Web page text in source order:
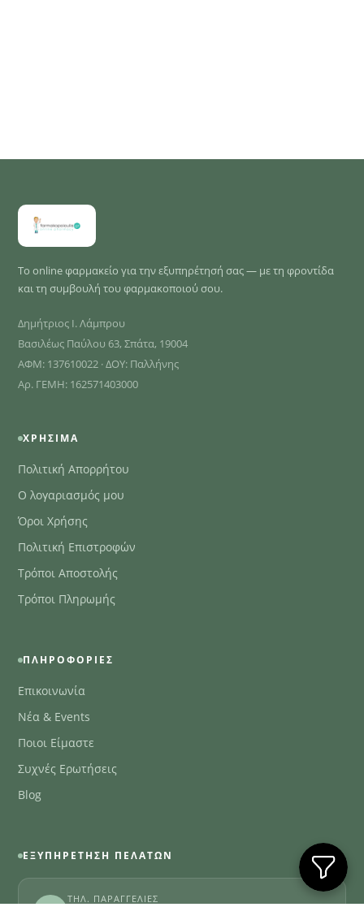
Το online φαρμακείο για την εξυπηρέτησή σας — με τη φροντίδα
και τη συμβουλή του φαρμακοποιού σου.
Δημήτριος Ι. Λάμπρου
Βασιλέως Παύλου 63, Σπάτα, 19004
ΑΦΜ: 137610022 · ΔΟΥ: Παλλήνης
Αρ. ΓΕΜΗ: 162571403000
ΧΡΉΣΙΜΑ
Πολιτική Απορρήτου
Ο λογαριασμός μου
Όροι Χρήσης
Πολιτική Επιστροφών
Τρόποι Αποστολής
Τρόποι Πληρωμής
ΠΛΗΡΟΦΟΡΊΕΣ
Επικοινωνία
Νέα & Events
Ποιοι Είμαστε
Συχνές Ερωτήσεις
Blog
ΕΞΥΠΗΡΈΤΗΣΗ ΠΕΛΑΤΏΝ
ΤΗΛ. ΠΑΡΑΓΓΕΛΊΕΣ